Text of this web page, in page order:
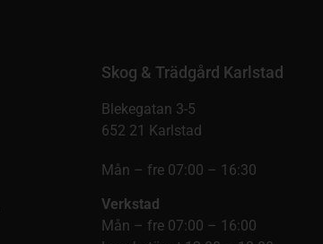
Skog & Trädgård Karlstad
Blekegatan 3-5
652 21 Karlstad
Mån – fre 07:00 – 16:30
Verkstad
Mån – fre 07:00 – 16:00